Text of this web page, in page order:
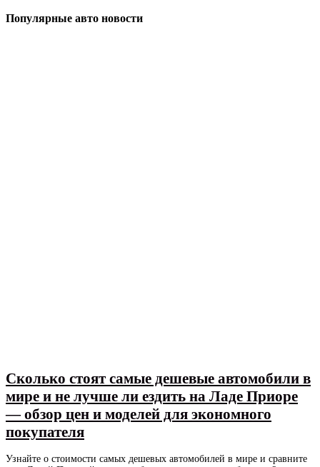
Популярные авто новости
Сколько стоят самые дешевые автомобили в
мире и не лучше ли ездить на Ладе Приоре
— обзор цен и моделей для экономного
покупателя
Узнайте о стоимости самых дешевых автомобилей в мире и сравните